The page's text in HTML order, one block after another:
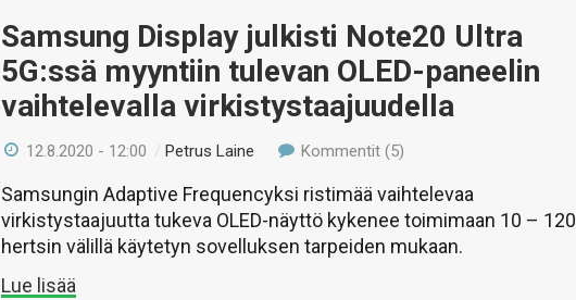
Samsung Display julkisti Note20 Ultra
5G:ssä myyntiin tulevan OLED-paneelin
vaihtelevalla virkistystaajuudella
12.8.2020 - 12:00 /Petrus Laine Kommentit (5)
Samsungin Adaptive Frequencyksi ristimää vaihtelevaa
virkistystaajuutta tukeva OLED-näyttö kykenee toimimaan 10 – 120
hertsin välillä käytetyn sovelluksen tarpeiden mukaan.
Lue lisää